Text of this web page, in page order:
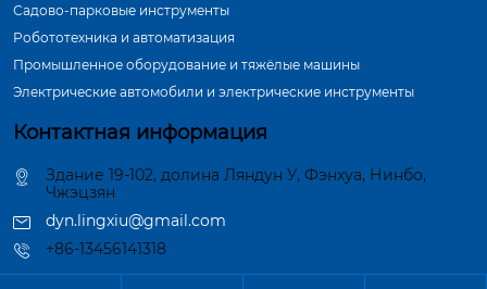
Садово-парковые инструменты
Робототехника и автоматизация
Промышленное оборудование и тяжёлые машины
Электрические автомобили и электрические инструменты
Контактная информация
Здание 19-102, долина Ляндун У, Фэнхуа, Нинбо,
Чжэцзян
dyn.lingxiu@gmail.com
+86-13456141318